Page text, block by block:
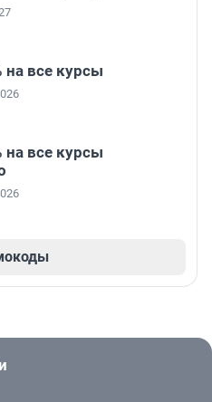
на все курсы
на все курсы